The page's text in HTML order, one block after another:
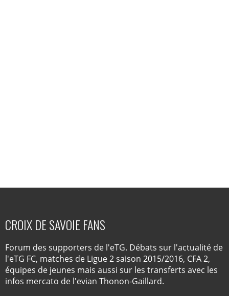
CROIX DE SAVOIE FANS
Forum des supporters de l'eTG. Débats sur l'actualité de
l'eTG FC, matches de Ligue 2 saison 2015/2016, CFA 2,
équipes de jeunes mais aussi sur les transferts avec les
infos mercato de l'evian Thonon-Gaillard.